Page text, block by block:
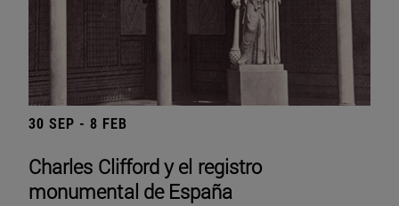
30 SEP - 8 FEB
Charles Clifford y el registro
monumental de España